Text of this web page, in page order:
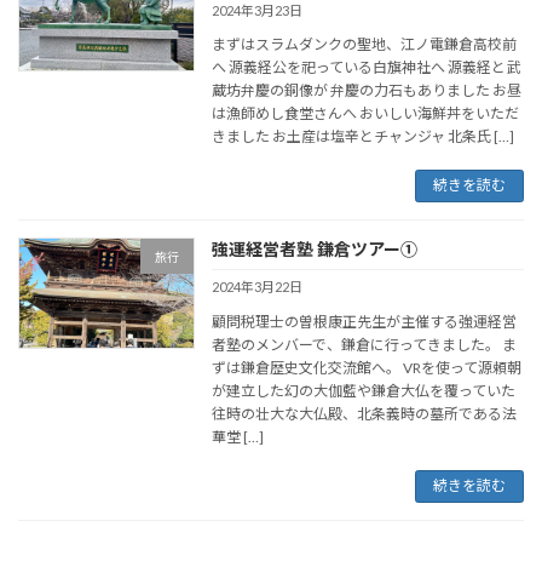
2024年3月23日
まずはスラムダンクの聖地、江ノ電鎌倉高校前
へ 源義経公を祀っている白旗神社へ 源義経と武
蔵坊弁慶の銅像が 弁慶の力石もありました お昼
は漁師めし食堂さんへ おいしい海鮮丼をいただ
きました お土産は塩辛とチャンジャ 北条氏 […]
続きを読む
旅行 強運経営者塾 鎌倉ツアー①
2024年3月22日
顧問税理士の曽根康正先生が主催する強運経営
者塾のメンバーで、鎌倉に行ってきました。 ま
ずは鎌倉歴史文化交流館へ。 VRを使って源頼朝
が建立した幻の大伽藍や鎌倉大仏を覆っていた
往時の壮大な大仏殿、北条義時の墓所である法
華堂 […]
続きを読む